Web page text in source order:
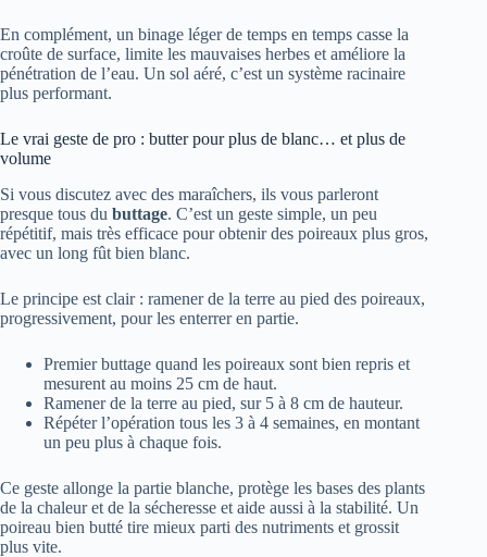
En complément, un binage léger de temps en temps casse la
croûte de surface, limite les mauvaises herbes et améliore la
pénétration de l’eau. Un sol aéré, c’est un système racinaire
plus performant.
Le vrai geste de pro : butter pour plus de blanc… et plus de
volume
Si vous discutez avec des maraîchers, ils vous parleront
presque tous du buttage. C’est un geste simple, un peu
répétitif, mais très efficace pour obtenir des poireaux plus gros,
avec un long fût bien blanc.
Le principe est clair : ramener de la terre au pied des poireaux,
progressivement, pour les enterrer en partie.
Premier buttage quand les poireaux sont bien repris et
mesurent au moins 25 cm de haut.
Ramener de la terre au pied, sur 5 à 8 cm de hauteur.
Répéter l’opération tous les 3 à 4 semaines, en montant
un peu plus à chaque fois.
Ce geste allonge la partie blanche, protège les bases des plants
de la chaleur et de la sécheresse et aide aussi à la stabilité. Un
poireau bien butté tire mieux parti des nutriments et grossit
plus vite.